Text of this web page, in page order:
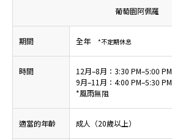
葡萄園阿佩羅
期間 全年 *不定期休息
時間
12月–8月：3:30 PM–5:00 PM
9月–11月：4:00 PM–5:30 PM
*風雨無阻
適當的年齡 成人（20歲以上）